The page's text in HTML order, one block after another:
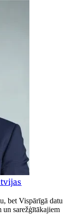
bet Vispārīgā datu
un sarežģītākajiem